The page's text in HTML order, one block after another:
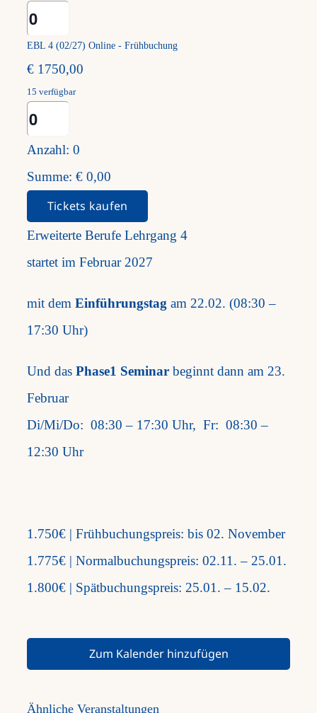
Anzahl
EBL 4 (02/27) Online - Frühbuchung
€ 1750,00
15 verfügbar
Anzahl
Anzahl: 0
Summe: € 0,00
Tickets kaufen
​Erweiterte Berufe Lehrgang 4
startet im Februar 2027
mit dem Einführungstag am 22.02. (08:30 –
17:30 Uhr)
Und das Phase1 Seminar beginnt dann am 23.
Februar
Di/Mi/Do: 08:30 – 17:30 Uhr, Fr: 08:30 –
12:30 Uhr
1.750€ | Frühbuchungspreis: bis 02. November
1.775€ | Normalbuchungspreis: 02.11. – 25.01.
1.800€ | Spätbuchungspreis: 25.01. – 15.02.
Zum Kalender hinzufügen
Ähnliche Veranstaltungen